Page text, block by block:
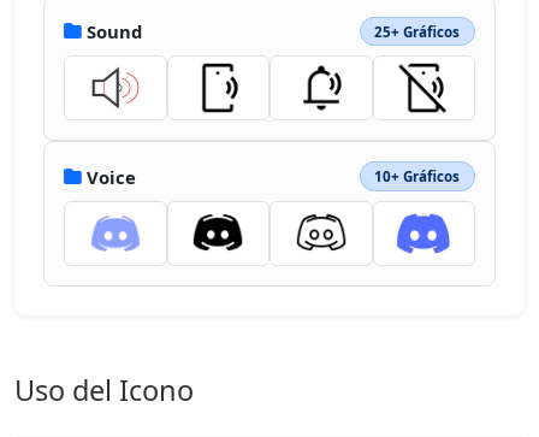
Sound 25+ Gráficos
Voice 10+ Gráficos
Uso del Icono